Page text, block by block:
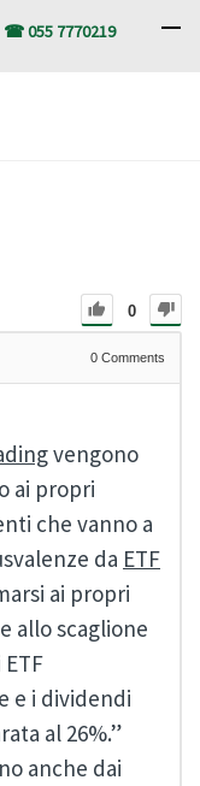
☎ 055 7770219
0
0 Comments
vengono
ai propri
che vanno a
da ETF
ai propri
allo scaglione
e i dividendi
al 26%.”
anche dai